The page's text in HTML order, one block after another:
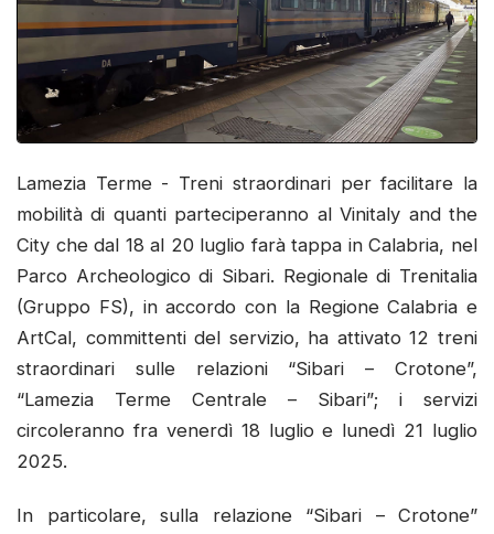
Lamezia Terme - Treni straordinari per facilitare la
mobilità di quanti parteciperanno al Vinitaly and the
City che dal 18 al 20 luglio farà tappa in Calabria, nel
Parco Archeologico di Sibari. Regionale di Trenitalia
(Gruppo FS), in accordo con la Regione Calabria e
ArtCal, committenti del servizio, ha attivato 12 treni
straordinari sulle relazioni “Sibari – Crotone”,
“Lamezia Terme Centrale – Sibari”; i servizi
circoleranno fra venerdì 18 luglio e lunedì 21 luglio
2025.
In particolare, sulla relazione “Sibari – Crotone”